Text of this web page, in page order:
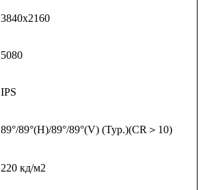
3840х2160
5080
IPS
89°/89°(H)/89°/89°(V) (Typ.)(CR＞10)
220 кд/м2